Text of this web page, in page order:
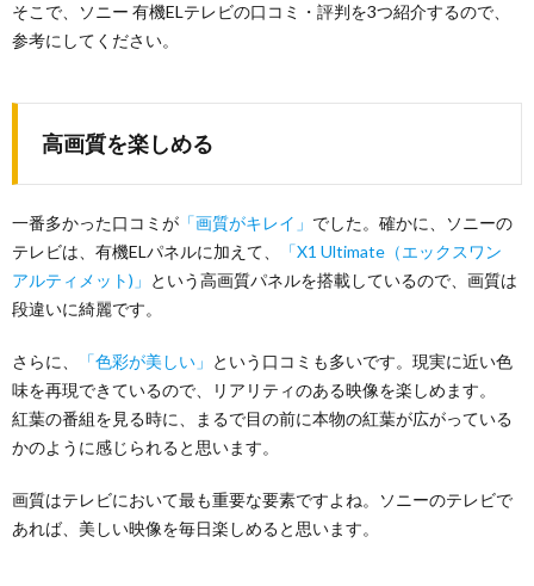
そこで、ソニー 有機ELテレビの口コミ・評判を3つ紹介するので、
参考にしてください。
高画質を楽しめる
一番多かった口コミが 「画質がキレイ」 でした。確かに、ソニーの
テレビは、有機ELパネルに加えて、
「X1 Ultimate（エックスワン
アルティメット)」 という高画質パネルを搭載しているので、画質は
段違いに綺麗です。
さらに、 「色彩が美しい」 という口コミも多いです。現実に近い色
味を再現できているので、リアリティのある映像を楽しめます。
紅葉の番組を見る時に、まるで目の前に本物の紅葉が広がっている
かのように感じられると思います。
画質はテレビにおいて最も重要な要素ですよね。ソニーのテレビで
あれば、美しい映像を毎日楽しめると思います。